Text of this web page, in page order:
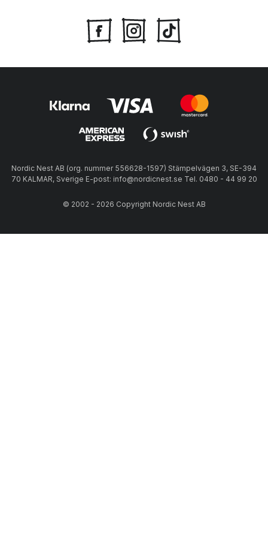
Nordic Nest AB (org. nummer 556628-1597) Stämpelvägen 3, SE-394
70 KALMAR, Sverige E-post: info@nordicnest.se Tel. 0480 - 44 99 20
© 2002 - 2026 Copyright Nordic Nest AB